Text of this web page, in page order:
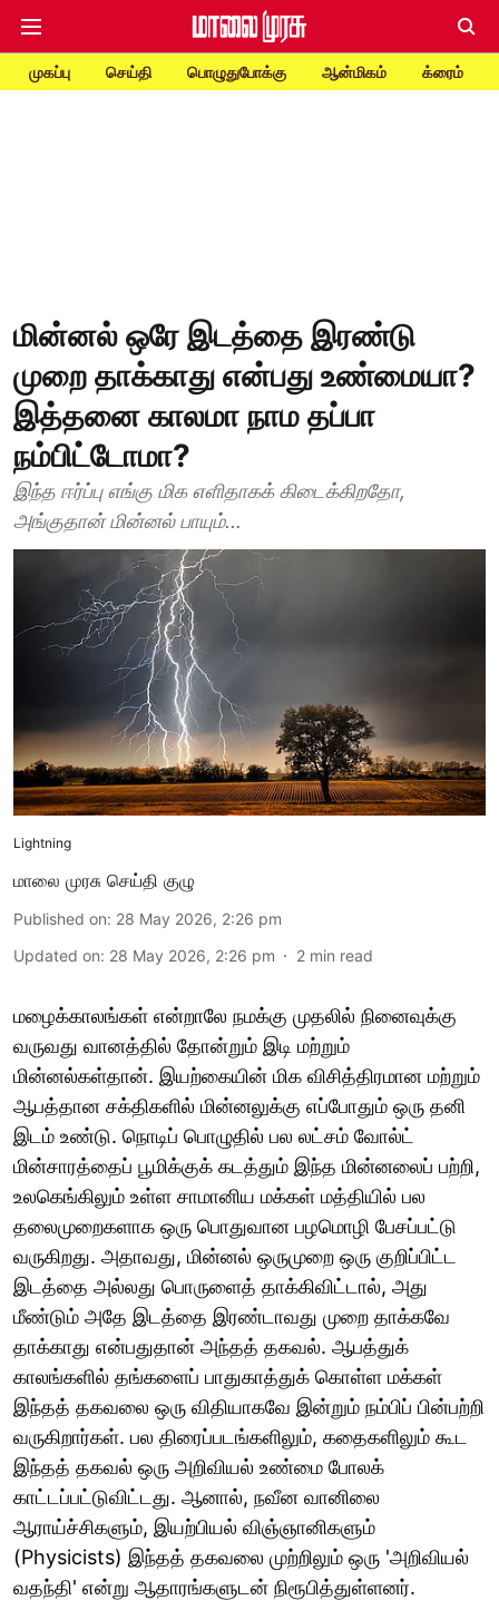
முகப்பு செய்தி பொழுதுபோக்கு ஆன்மிகம் க்ரைம்
மின்னல் ஒரே இடத்தை இரண்டு
முறை தாக்காது என்பது உண்மையா?
இத்தனை காலமா நாம தப்பா
நம்பிட்டோமா?
இந்த ஈர்ப்பு எங்கு மிக எளிதாகக் கிடைக்கிறதோ,
அங்குதான் மின்னல் பாயும்...
Lightning
மாலை முரசு செய்தி குழு
Published on: 28 May 2026, 2:26 pm
Updated on: 28 May 2026, 2:26 pm 2 min read
மழைக்காலங்கள் என்றாலே நமக்கு முதலில் நினைவுக்கு
வருவது வானத்தில் தோன்றும் இடி மற்றும்
மின்னல்கள்தான். இயற்கையின் மிக விசித்திரமான மற்றும்
ஆபத்தான சக்திகளில் மின்னலுக்கு எப்போதும் ஒரு தனி
இடம் உண்டு. நொடிப் பொழுதில் பல லட்சம் வோல்ட்
மின்சாரத்தைப் பூமிக்குக் கடத்தும் இந்த மின்னலைப் பற்றி,
உலகெங்கிலும் உள்ள சாமானிய மக்கள் மத்தியில் பல
தலைமுறைகளாக ஒரு பொதுவான பழமொழி பேசப்பட்டு
வருகிறது. அதாவது, மின்னல் ஒருமுறை ஒரு குறிப்பிட்ட
இடத்தை அல்லது பொருளைத் தாக்கிவிட்டால், அது
மீண்டும் அதே இடத்தை இரண்டாவது முறை தாக்கவே
தாக்காது என்பதுதான் அந்தத் தகவல். ஆபத்துக்
காலங்களில் தங்களைப் பாதுகாத்துக் கொள்ள மக்கள்
இந்தத் தகவலை ஒரு விதியாகவே இன்றும் நம்பிப் பின்பற்றி
வருகிறார்கள். பல திரைப்படங்களிலும், கதைகளிலும் கூட
இந்தத் தகவல் ஒரு அறிவியல் உண்மை போலக்
காட்டப்பட்டுவிட்டது. ஆனால், நவீன வானிலை
ஆராய்ச்சிகளும், இயற்பியல் விஞ்ஞானிகளும்
(Physicists) இந்தத் தகவலை முற்றிலும் ஒரு 'அறிவியல்
வதந்தி' என்று ஆதாரங்களுடன் நிரூபித்துள்ளனர்.